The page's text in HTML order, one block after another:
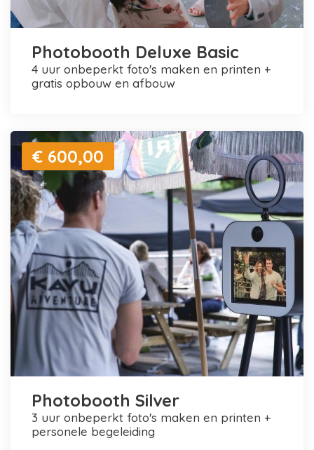
Photobooth Deluxe Basic
4 uur onbeperkt foto's maken en printen +
gratis opbouw en afbouw
€ 600,00
Photobooth Silver
3 uur onbeperkt foto's maken en printen +
personele begeleiding